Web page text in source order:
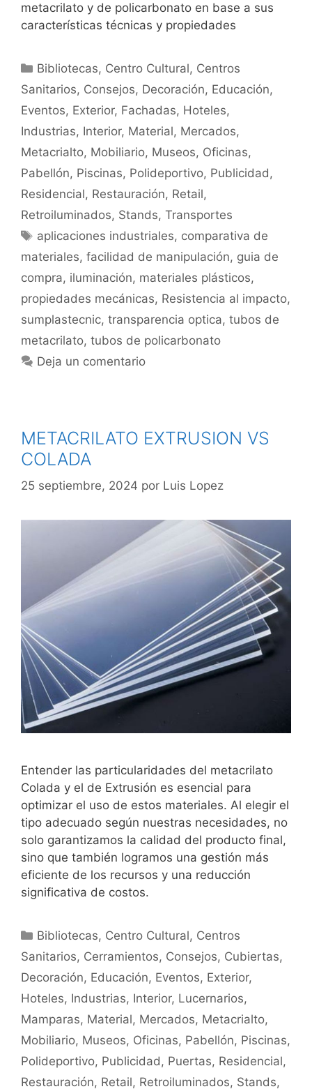
metacrilato y de policarbonato en base a sus
características técnicas y propiedades
Bibliotecas, Centro Cultural, Centros
Sanitarios, Consejos, Decoración, Educación,
Eventos, Exterior, Fachadas, Hoteles,
Industrias, Interior, Material, Mercados,
Metacrialto, Mobiliario, Museos, Oficinas,
Pabellón, Piscinas, Polideportivo, Publicidad ,
Residencial, Restauración, Retail,
Retroiluminados, Stands, Transportes
aplicaciones industriales, comparativa de
materiales, facilidad de manipulación, guia de
compra, iluminación, materiales plásticos,
propiedades mecánicas, Resistencia al impacto,
sumplastecnic, transparencia optica, tubos de
metacrilato, tubos de policarbonato
Deja un comentario
METACRILATO EXTRUSION VS
COLADA
25 septiembre, 2024 por Luis Lopez
Entender las particularidades del metacrilato
Colada y el de Extrusión es esencial para
optimizar el uso de estos materiales. Al elegir el
tipo adecuado según nuestras necesidades, no
solo garantizamos la calidad del producto final,
sino que también logramos una gestión más
eficiente de los recursos y una reducción
significativa de costos.
Bibliotecas, Centro Cultural, Centros
Sanitarios, Cerramientos, Consejos, Cubiertas,
Decoración, Educación, Eventos, Exterior,
Hoteles, Industrias, Interior, Lucernarios,
Mamparas, Material, Mercados, Metacrialto,
Mobiliario, Museos, Oficinas, Pabellón, Piscinas,
Polideportivo, Publicidad , Puertas, Residencial,
Restauración, Retail, Retroiluminados, Stands,